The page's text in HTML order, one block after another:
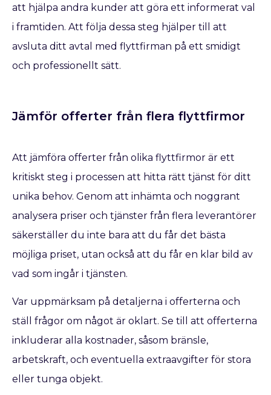
att hjälpa andra kunder att göra ett informerat val
i framtiden. Att följa dessa steg hjälper till att
avsluta ditt avtal med flyttfirman på ett smidigt
och professionellt sätt.
Jämför offerter från flera flyttfirmor
Att jämföra offerter från olika flyttfirmor är ett
kritiskt steg i processen att hitta rätt tjänst för ditt
unika behov. Genom att inhämta och noggrant
analysera priser och tjänster från flera leverantörer
säkerställer du inte bara att du får det bästa
möjliga priset, utan också att du får en klar bild av
vad som ingår i tjänsten.
Var uppmärksam på detaljerna i offerterna och
ställ frågor om något är oklart. Se till att offerterna
inkluderar alla kostnader, såsom bränsle,
arbetskraft, och eventuella extraavgifter för stora
eller tunga objekt.